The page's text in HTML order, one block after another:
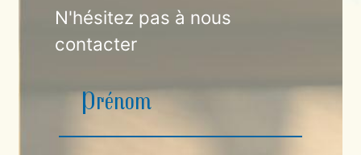
N'hésitez pas à nous
contacter